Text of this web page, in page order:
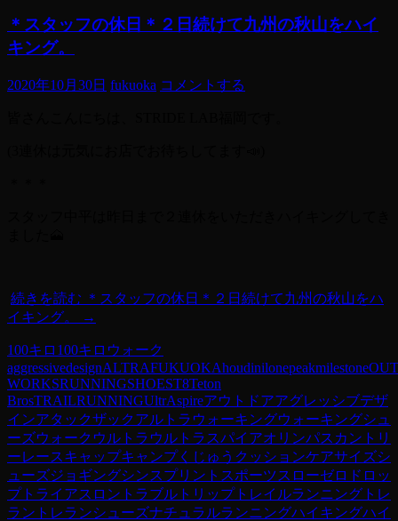
＊スタッフの休日＊２日続けて九州の秋山をハイ
キング。
2020年10月30日 fukuoka コメントする
続きを読む ＊スタッフの休日＊２日続けて九州の秋山をハ
イキング。
→
100キロ 100キロウォーク
aggressivedesignALTRAFUKUOKAhoudinilonepeakmilestone
WORKSRUNNINGSHOEST8Teton
BrosTRAILRUNNINGUltrAspireアウトドアアグレッシブデザ
インアタックザック アルトラ ウォーキングウォーキングシュ
ーズウォーク ウルトラ ウルトラスパイアオリンパス カントリ
ーレースキャップキャンプくじゅう クッションケアサイズシ
ューズジョギングシンスプリント スポーツスローゼロドロッ
プトライアスロン トラブル トリップトレイルランニング トレ
ラン トレランシューズナチュラルランニングハイキングハイ